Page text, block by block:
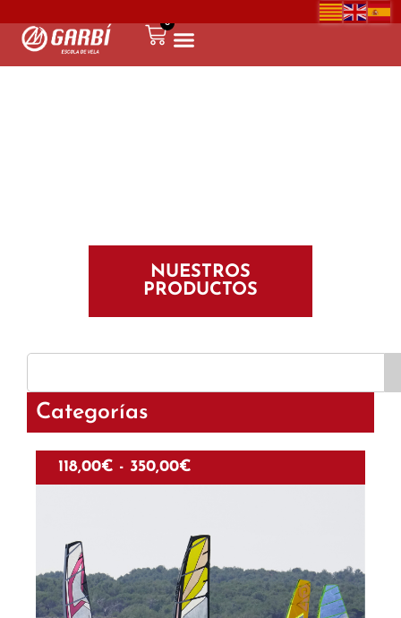
0
NUESTROS
PRODUCTOS
Categorías
118,00€ - 350,00€